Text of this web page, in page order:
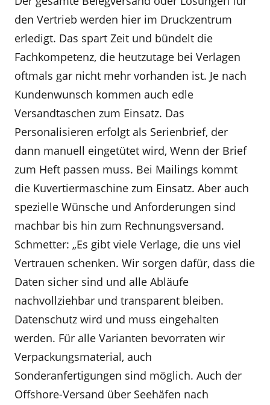
den Vertrieb werden hier im Druckzentrum
erledigt. Das spart Zeit und bündelt die
Fachkompetenz, die heutzutage bei Verlagen
oftmals gar nicht mehr vorhanden ist. Je nach
Kundenwunsch kommen auch edle
Versandtaschen zum Einsatz. Das
Personalisieren erfolgt als Serienbrief, der
dann manuell eingetütet wird, Wenn der Brief
zum Heft passen muss. Bei Mailings kommt
die Kuvertiermaschine zum Einsatz. Aber auch
spezielle Wünsche und Anforderungen sind
machbar bis hin zum Rechnungsversand.
Schmetter: „Es gibt viele Verlage, die uns viel
Vertrauen schenken. Wir sorgen dafür, dass die
Daten sicher sind und alle Abläufe
nachvollziehbar und transparent bleiben.
Datenschutz wird und muss eingehalten
werden. Für alle Varianten bevorraten wir
Verpackungsmaterial, auch
Sonderanfertigungen sind möglich. Auch der
Offshore-Versand über Seehäfen nach